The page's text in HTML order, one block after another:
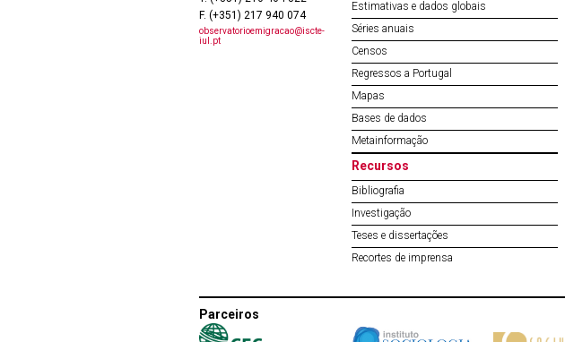
F. (+351) 217 940 074
observatorioemigracao@iscte-
iul.pt
Estimativas e dados globais
Séries anuais
Censos
Regressos a Portugal
Mapas
Bases de dados
Metainformação
Recursos
Bibliografia
Investigação
Teses e dissertações
Recortes de imprensa
Parceiros